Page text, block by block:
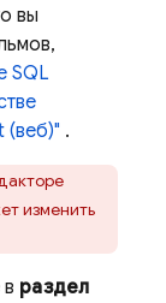
вы
SQL
(веб)" .
изменить
раздел